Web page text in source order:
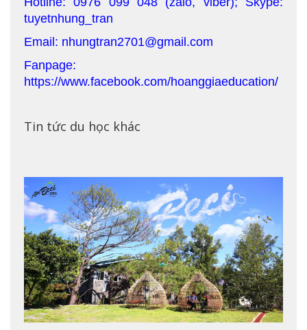
tuyetnhung_tran
Email: nhungtran2701@gmail.com
Fanpage:
https://www.facebook.com/hoanggiaeducation/
Tin tức du học khác